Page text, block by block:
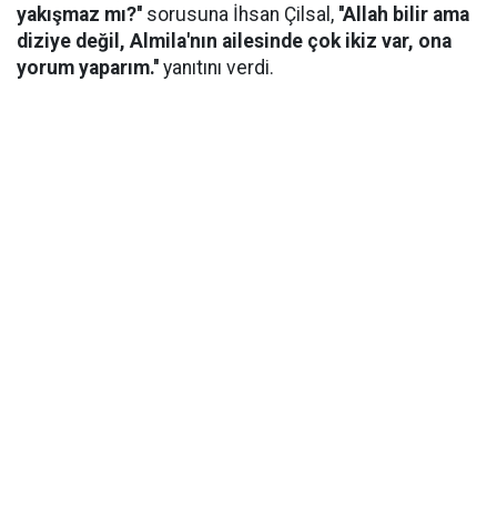
yakışmaz mı?'' sorusuna İhsan Çilsal, ''Allah bilir ama
diziye değil, Almila'nın ailesinde çok ikiz var, ona
yorum yaparım.'' yanıtını verdi.